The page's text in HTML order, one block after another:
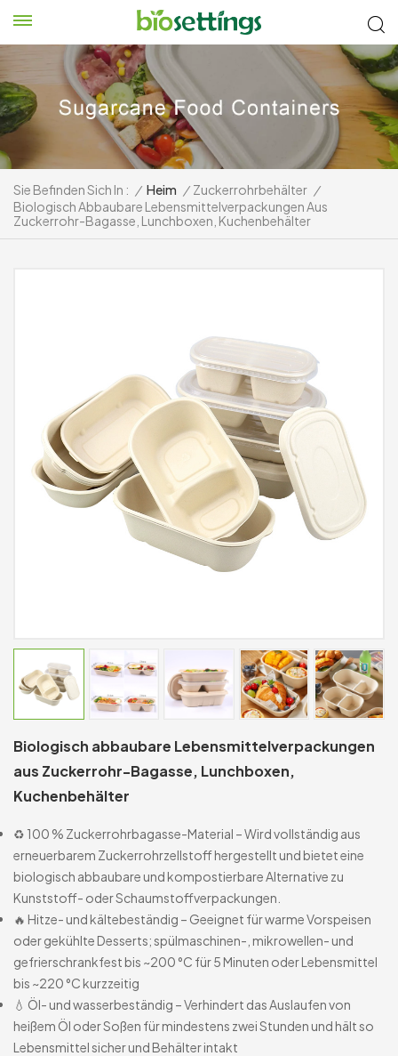
Sie Befinden Sich In : / Heim / Zuckerrohrbehälter /
Biologisch Abbaubare Lebensmittelverpackungen Aus
Zuckerrohr-Bagasse, Lunchboxen, Kuchenbehälter
Biologisch abbaubare Lebensmittelverpackungen
aus Zuckerrohr-Bagasse, Lunchboxen,
Kuchenbehälter
♻️ 100 % Zuckerrohrbagasse-Material – Wird vollständig aus
erneuerbarem Zuckerrohrzellstoff hergestellt und bietet eine
biologisch abbaubare und kompostierbare Alternative zu
Kunststoff- oder Schaumstoffverpackungen.
🔥 Hitze- und kältebeständig – Geeignet für warme Vorspeisen
oder gekühlte Desserts; spülmaschinen-, mikrowellen- und
gefrierschrankfest bis ~200 °C für 5 Minuten oder Lebensmittel
bis ~220 °C kurzzeitig
💧 Öl- und wasserbeständig – Verhindert das Auslaufen von
heißem Öl oder Soßen für mindestens zwei Stunden und hält so
Lebensmittel sicher und Behälter intakt